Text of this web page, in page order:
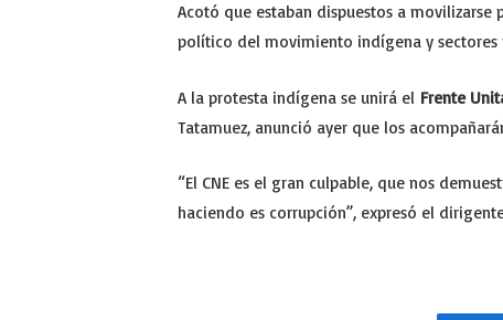
Acotó que estaban dispuestos a
político del movimiento indígena y sectores
A la protesta indígena se unirá el Frente
Tatamuez, anunció ayer que los
“El CNE es el gran culpable, que nos
haciendo es corrupción”, expresó el